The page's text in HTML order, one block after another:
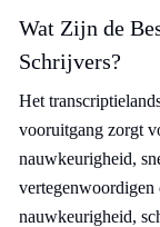
Wat Zijn de
Schrijvers?
Het
vooruitgang zorgt
nauwkeurigheid,
vertegenwoordigen
nauwkeurigheid,